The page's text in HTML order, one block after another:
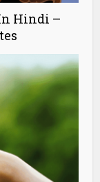
Hindi –